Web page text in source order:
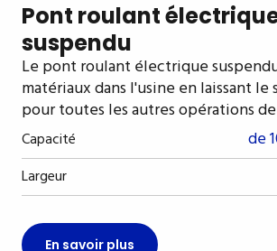
Pont roulant
suspendu
Le pont roulant électrique
matériaux dans l'usine en laissant le
pour toutes les autres opérations
Capacité de
Largeur
En savoir plus